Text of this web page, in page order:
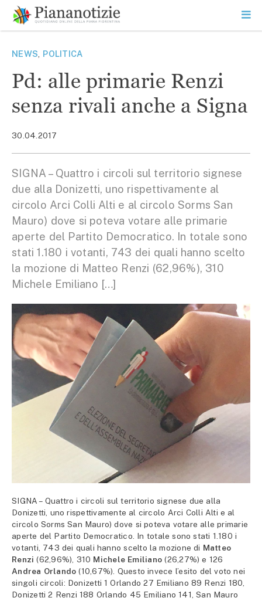
contenuto
SEARCH
NEWS POLITICA
Pd: alle primarie Renzi
senza rivali anche a Signa
30.04.2017
SIGNA – Quattro i circoli sul territorio signese
due alla Donizetti, uno rispettivamente al
circolo Arci Colli Alti e al circolo Sorms San
Mauro) dove si poteva votare alle primarie
aperte del Partito Democratico. In totale sono
stati 1.180 i votanti, 743 dei quali hanno scelto
la mozione di Matteo Renzi (62,96%), 310
Michele Emiliano […]
SIGNA – Quattro i circoli sul territorio signese due alla
Donizetti, uno rispettivamente al circolo Arci Colli Alti e al
circolo Sorms San Mauro) dove si poteva votare alle primarie
aperte del Partito Democratico. In totale sono stati 1.180 i
votanti, 743 dei quali hanno scelto la mozione di Matteo
Renzi (62,96%), 310 Michele Emiliano (26,27%) e 126
Andrea Orlando (10,67%). Questo invece l’esito del voto nei
singoli circoli: Donizetti 1 Orlando 27 Emiliano 89 Renzi 180,
Donizetti 2 Renzi 188 Orlando 45 Emiliano 141, San Mauro